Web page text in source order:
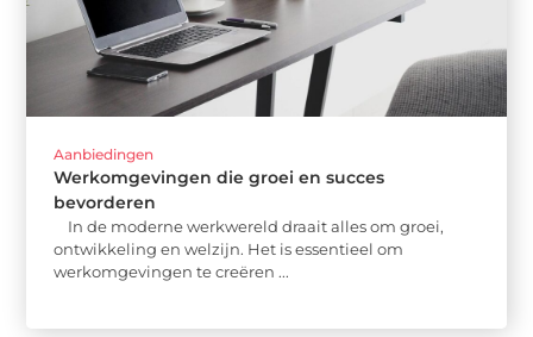
Aanbiedingen
Werkomgevingen die groei en succes
bevorderen
In de moderne werkwereld draait alles om groei,
ontwikkeling en welzijn. Het is essentieel om
werkomgevingen te creëren ...